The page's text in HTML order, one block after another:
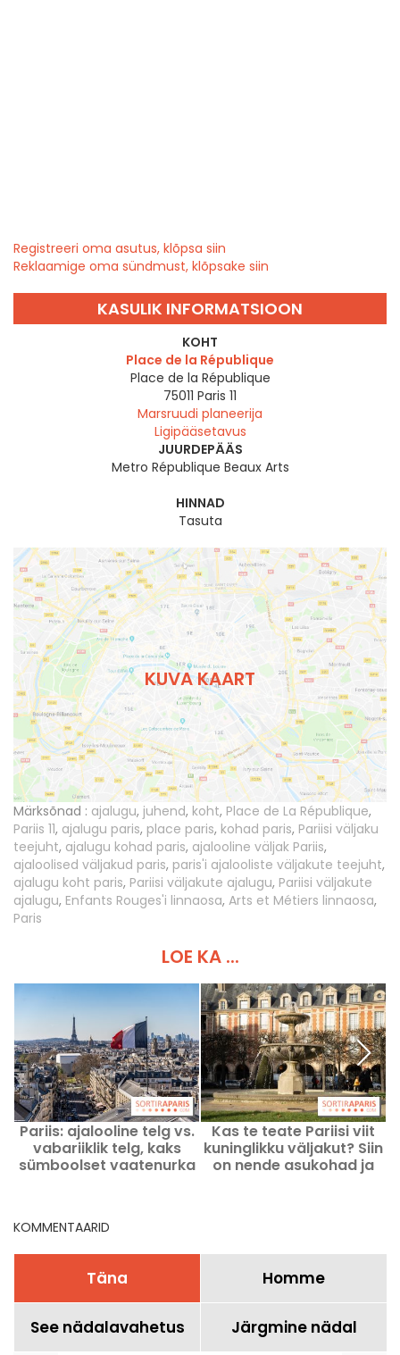
Registreeri oma asutus, klõpsa siin
Reklaamige oma sündmust, klõpsake siin
KASULIK INFORMATSIOON
KOHT
Place de la République
Place de la République
75011 Paris 11
Marsruudi planeerija
Ligipääsetavus
JUURDEPÄÄS
Metro République Beaux Arts
HINNAD
Tasuta
KUVA KAART
Märksõnad : ajalugu, juhend, koht, Place de La République,
Pariis 11, ajalugu paris, place paris, kohad paris, Pariisi väljaku
teejuht, ajalugu kohad paris, ajalooline väljak Pariis,
ajaloolised väljakud paris, paris'i ajalooliste väljakute teejuht,
ajalugu koht paris, Pariisi väljakute ajalugu, Pariisi väljakute
ajalugu, Enfants Rouges'i linnaosa, Arts et Métiers linnaosa,
Paris
LOE KA ...
Pariis: ajalooline telg vs.
vabariiklik telg, kaks
sümboolset vaatenurka
Kas te teate Pariisi viit
kuninglikku väljakut? Siin
on nende asukohad ja
KOMMENTAARID
Täna Homme
See nädalavahetus Järgmine nädal